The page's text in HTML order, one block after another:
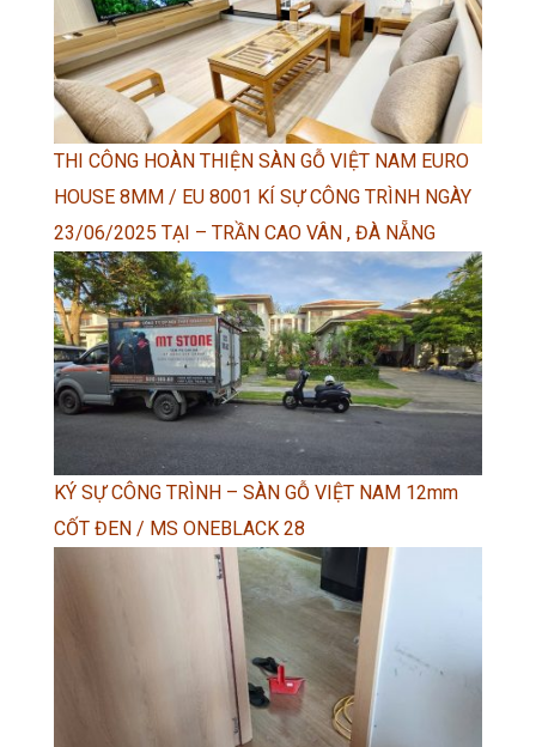
THI CÔNG HOÀN THIỆN SÀN GỖ VIỆT NAM EURO
HOUSE 8MM / EU 8001 KÍ SỰ CÔNG TRÌNH NGÀY
23/06/2025 TẠI – TRẦN CAO VÂN , ĐÀ NẴNG
KÝ SỰ CÔNG TRÌNH – SÀN GỖ VIỆT NAM 12mm
CỐT ĐEN / MS ONEBLACK 28